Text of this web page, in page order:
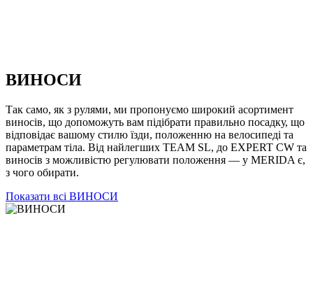
ВИНОСИ
Так само, як з рулями, ми пропонуємо широкий асортимент
виносів, що допоможуть вам підібрати правильно посадку, що
відповідає вашому стилю їзди, положенню на велосипеді та
параметрам тіла. Від найлегших TEAM SL, до EXPERT CW та
виносів з можливістю регулювати положення — у MERIDA є,
з чого обирати.
Показати всі ВИНОСИ